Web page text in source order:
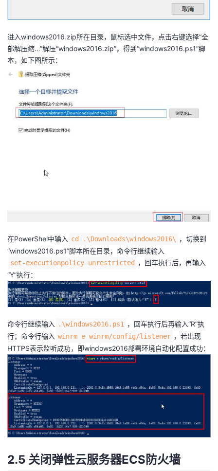
进入windows2016.zip所在目录，鼠标选中文件，点击右键选择“全
部解压缩…”解压“windows2016.zip”，得到“windows2016.ps1”脚
本，如下图所示：
在PowerShel中输入 cd .\Downloads\windows2016\
，切换到
“windows2016.ps1”脚本所在目录，命令行继续输入
set-executionpolicy unrestricted
，回车执行后，再输入
“Y”执行：
命令行继续输入 .\windows2016.ps1 ，回车执行后再输入“R”执
行；命令行输入 winrm e winrm/config/listener ，若出现
HTTPS表示监听成功，即windows2016部署环境自动化配置成功：
2.5 关闭弹性云服务器ECS防火墙